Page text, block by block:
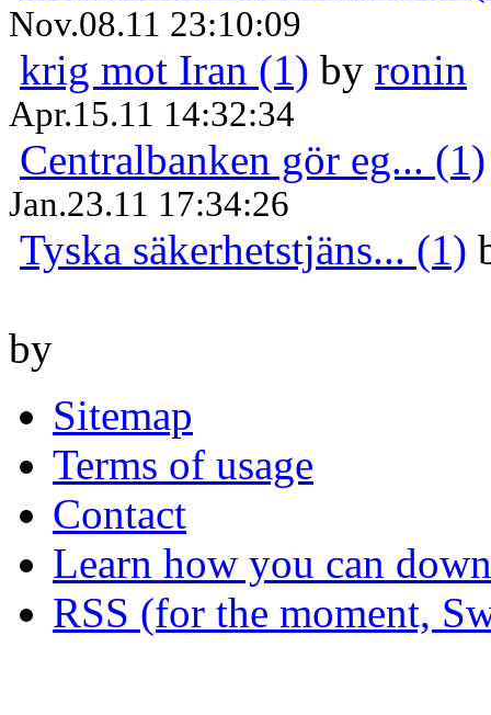
Nov.08.11 23:10:09
krig mot Iran (1) by ronin
Apr.15.11 14:32:34
Centralbanken gör eg... (1)
Jan.23.11 17:34:26
Tyska säkerhetstjäns... (1)
by
Sitemap
Terms of usage
Contact
Learn how you can
RSS (for the moment,